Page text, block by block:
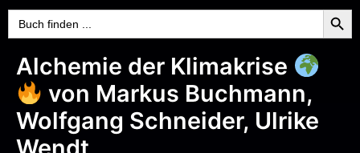
Search
for:
Alchemie der Klimakrise
von Markus Buchmann,
Wolfgang Schneider, Ulrike